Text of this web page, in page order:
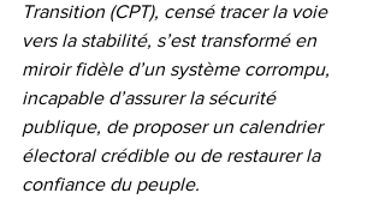
Transition (CPT), censé tracer la voie
vers la stabilité, s’est transformé en
miroir fidèle d’un système corrompu,
incapable d’assurer la sécurité
publique, de proposer un calendrier
électoral crédible ou de restaurer la
confiance du peuple.